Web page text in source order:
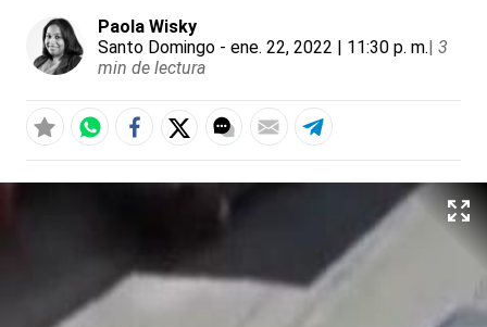
Paola Wisky
Santo Domingo - ene. 22, 2022 | 11:30 p. m.| 3
min de lectura